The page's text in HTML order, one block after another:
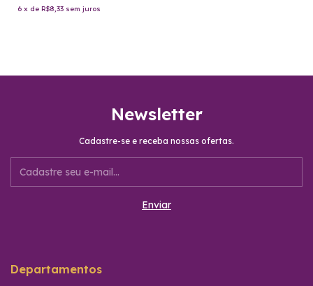
6 x de R$8,33 sem juros
Newsletter
Cadastre-se e receba nossas ofertas.
Departamentos